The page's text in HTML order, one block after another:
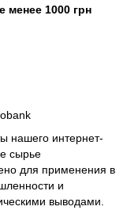
менее 1000 грн
нашего интернет-
сырье
для применения в
и
выводами.